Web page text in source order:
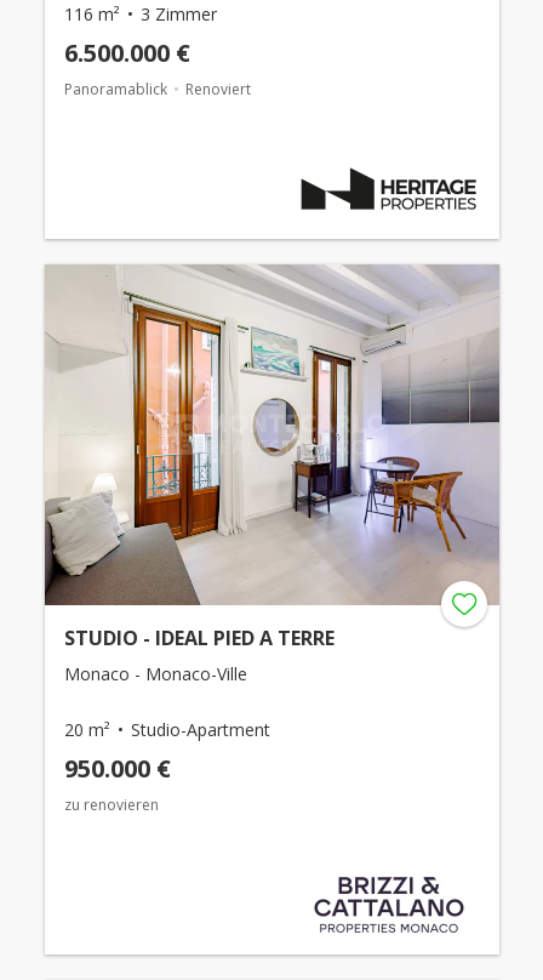
116 m² 3 Zimmer
6.500.000 €
Panoramablick Renoviert
STUDIO - IDEAL PIED A TERRE
Monaco - Monaco-Ville
20 m² Studio-Apartment
950.000 €
zu renovieren